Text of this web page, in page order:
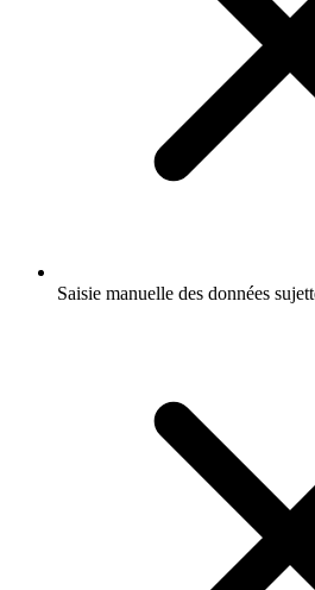
Saisie manuelle des données